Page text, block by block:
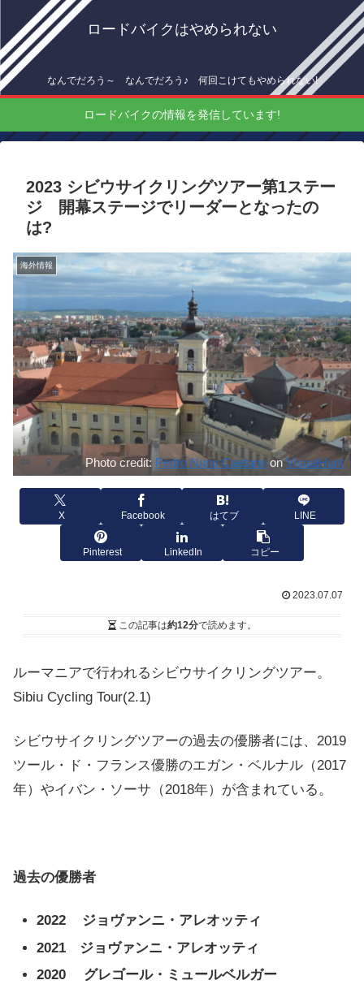
ロードバイクはやめられない
なんでだろう～ なんでだろう♪ 何回こけてもやめられない!
ロードバイクの情報を発信しています!
2023 シビウサイクリングツアー第1ステー
ジ 開幕ステージでリーダーとなったの
は?
海外情報
Photo credit: Pedro Nuno CaetanoonVisualHunt
X Facebook はてブ LINE
Pinterest LinkedIn コピー
2023.07.07
この記事は約12分で読めます。
ルーマニアで行われるシビウサイクリングツアー。
Sibiu Cycling Tour(2.1)
シビウサイクリングツアーの過去の優勝者には、2019
ツール・ド・フランス優勝のエガン・ベルナル（2017
年）やイバン・ソーサ（2018年）が含まれている。
過去の優勝者
2022 ジョヴァンニ・アレオッティ
2021 ジョヴァンニ・アレオッティ
2020
グレゴール・ミュールベルガー